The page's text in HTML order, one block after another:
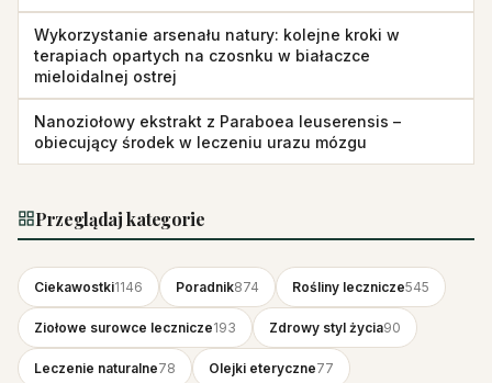
Wykorzystanie arsenału natury: kolejne kroki w
terapiach opartych na czosnku w białaczce
mieloidalnej ostrej
Nanoziołowy ekstrakt z Paraboea leuserensis –
obiecujący środek w leczeniu urazu mózgu
Przeglądaj kategorie
Ciekawostki1146 Poradnik874 Rośliny lecznicze545
Ziołowe surowce lecznicze193 Zdrowy styl życia90
Leczenie naturalne78 Olejki eteryczne77